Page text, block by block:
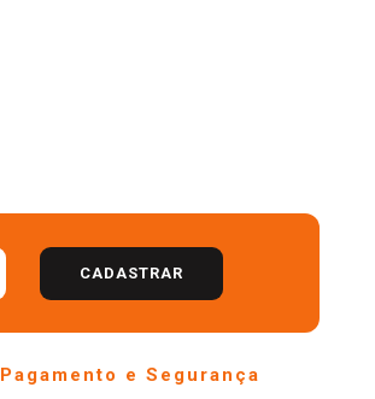
CADASTRAR
Pagamento e Segurança